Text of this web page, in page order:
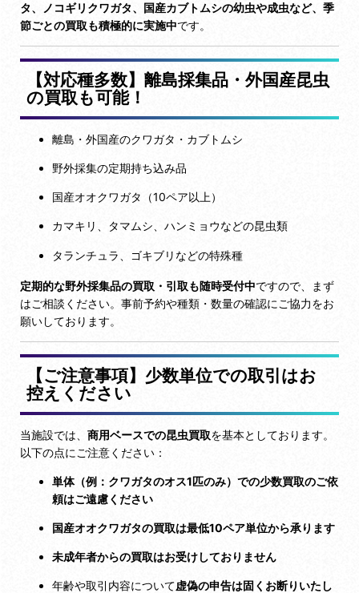
タ、ノコギリクワガタ、国産カブトムシの幼虫や成虫など、季
節ごとの買取も積極的に実施中です。
【対応種多数】離島採集品・外国産昆虫
の買取も可能！
離島・外国産のクワガタ・カブトムシ
野外採集の定期持ち込み品
国産オオクワガタ（10ペア以上）
カマキリ、タマムシ、ハンミョウなどの昆虫類
タランチュラ、ゴキブリなどの特殊種
定期的な野外採集品の買取・引取も随時受付中ですので、まず
はご相談ください。事前予約や種類・数量の確認にご協力をお
願いしております。
【ご注意事項】少数単位での取引はお
控えください
当施設では、 商用ベースでの昆虫買取を基本としております。
以下の点にご注意ください：
単体（例：クワガタのオス1匹のみ）での少数買取のご依
頼はご遠慮ください
国産オオクワガタの買取は最低10ペア単位から承ります
未成年者からの買取はお受けしておりません
年齢や取引内容について虚偽の申告は固くお断りいたし